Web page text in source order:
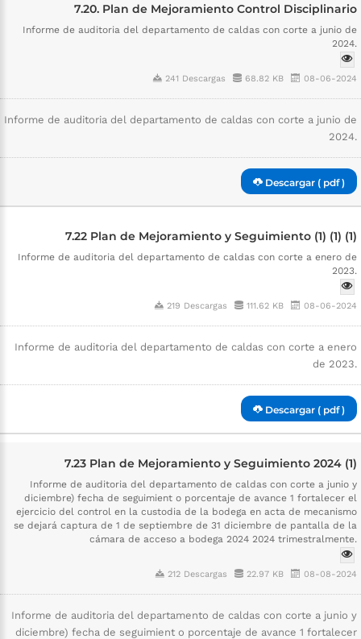
7.20. Plan de Mejoramiento Control Disciplinario
Informe de auditoria del departamento de caldas con corte a junio de
2024.
241 Descargas 68.82 KB 08-06-2024
Informe de auditoria del departamento de caldas con corte a junio de
2024.
Descargar ( pdf )
7.22 Plan de Mejoramiento y Seguimiento (1) (1) (1)
Informe de auditoria del departamento de caldas con corte a enero de
2023.
219 Descargas 111.62 KB 08-06-2024
Informe de auditoria del departamento de caldas con corte a enero
de 2023.
Descargar ( pdf )
7.23 Plan de Mejoramiento y Seguimiento 2024 (1)
Informe de auditoria del departamento de caldas con corte a junio y
diciembre) fecha de seguimient o porcentaje de avance 1 fortalecer el
ejercicio del control en la custodia de la bodega en acta de mecanismo
se dejará captura de 1 de septiembre de 31 diciembre de pantalla de la
cámara de acceso a bodega 2024 2024 trimestralmente.
212 Descargas 22.97 KB 08-08-2024
Informe de auditoria del departamento de caldas con corte a junio y
diciembre) fecha de seguimient o porcentaje de avance 1 fortalecer